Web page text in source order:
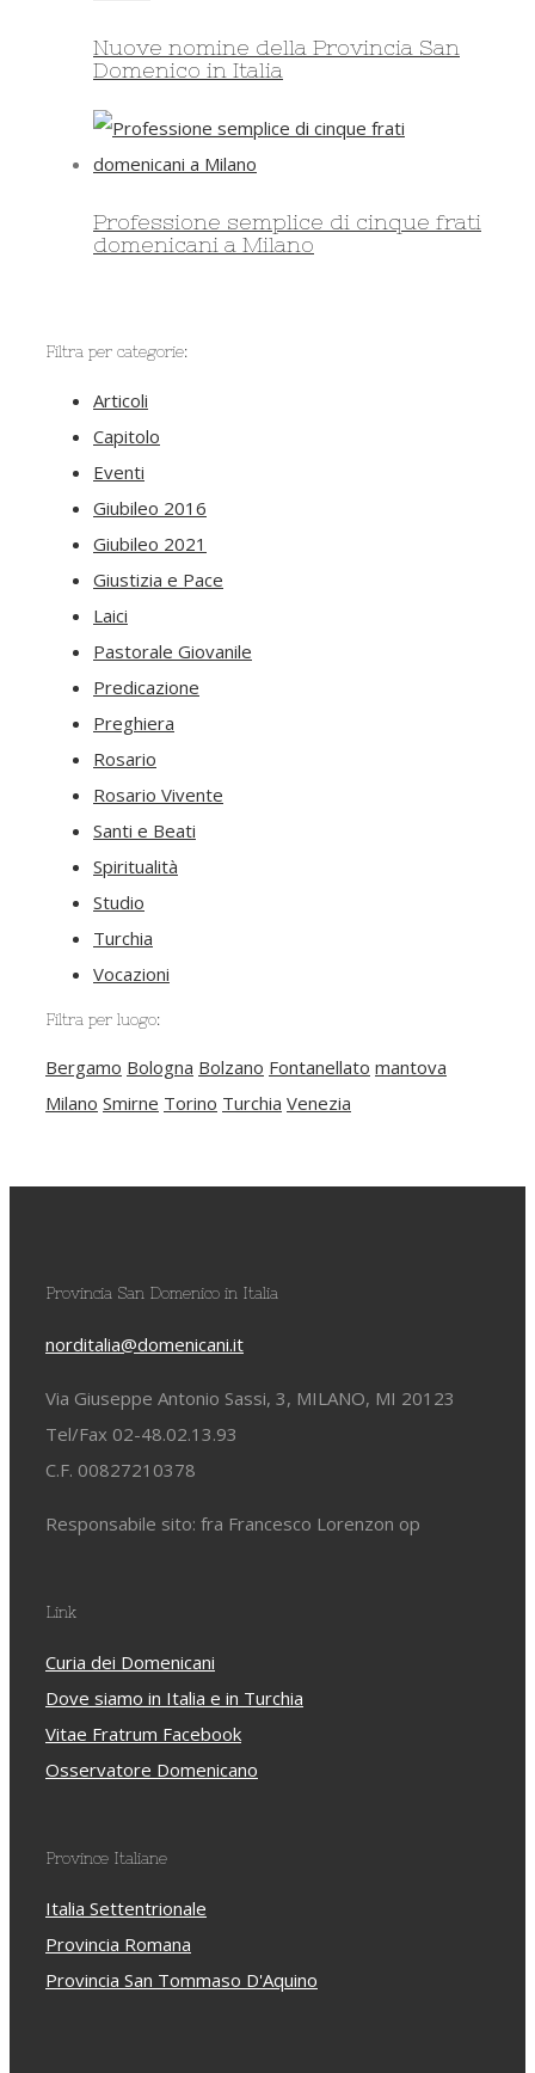
Nuove nomine della Provincia San
Domenico in Italia
Professione semplice di cinque frati
domenicani a Milano
Filtra per categorie:
Articoli
Capitolo
Eventi
Giubileo 2016
Giubileo 2021
Giustizia e Pace
Laici
Pastorale Giovanile
Predicazione
Preghiera
Rosario
Rosario Vivente
Santi e Beati
Spiritualità
Studio
Turchia
Vocazioni
Filtra per luogo:
Bergamo Bologna Bolzano Fontanellato mantova
Milano Smirne Torino Turchia Venezia
Provincia San Domenico in Italia
norditalia@domenicani.it
Via Giuseppe Antonio Sassi, 3, MILANO, MI 20123
Tel/Fax 02-48.02.13.93
C.F. 00827210378
Responsabile sito: fra Francesco Lorenzon op
Link
Curia dei Domenicani
Dove siamo in Italia e in Turchia
Vitae Fratrum Facebook
Osservatore Domenicano
Province Italiane
Italia Settentrionale
Provincia Romana
Provincia San Tommaso D'Aquino